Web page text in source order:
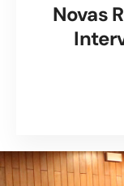
Novas